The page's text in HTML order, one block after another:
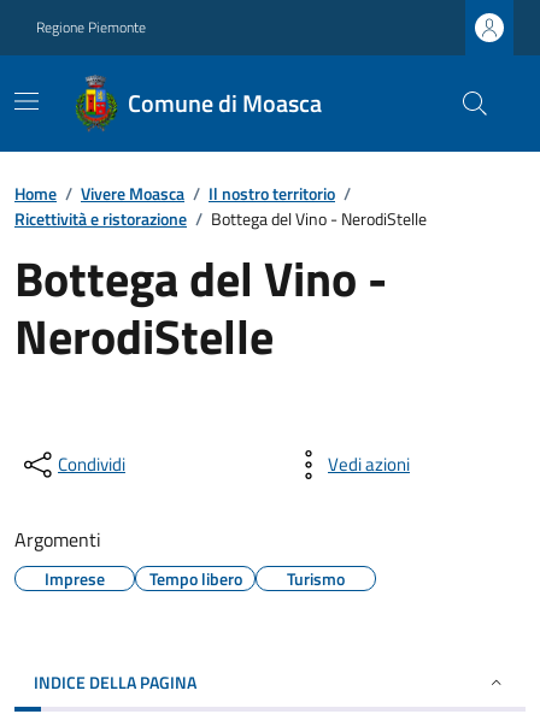
Regione Piemonte
Comune di Moasca
Home / Vivere Moasca / Il nostro territorio /
Ricettività e ristorazione / Bottega del Vino - NerodiStelle
Bottega del Vino -
NerodiStelle
Condividi Vedi azioni
Argomenti
Imprese Tempo libero Turismo
INDICE DELLA PAGINA